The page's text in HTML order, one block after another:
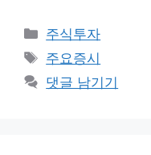
카
테
리
주식투자
태
그
주요증시
댓글 남기기